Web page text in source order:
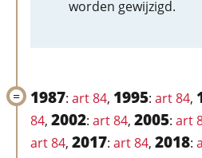
worden gewijzigd.
1987: art 84, 1995: art 84,
84, 2002: art 84, 2005: art
art 84, 2017: art 84, 2018: